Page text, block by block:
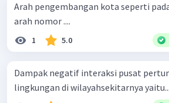
Arah pengembangan kota seperti
arah nomor ....
1 5.0
Dampak negatif interaksi pusat
lingkungan di wilayahsekitarnya